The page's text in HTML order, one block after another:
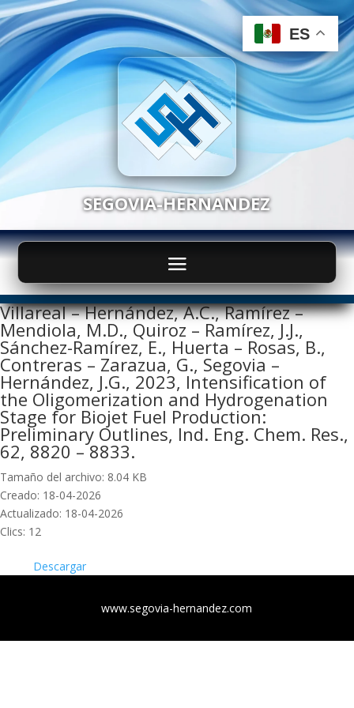
SEGOVIA-HERNANDEZ
Villareal – Hernández, A.C., Ramírez –
Mendiola, M.D., Quiroz – Ramírez, J.J.,
Sánchez-Ramírez, E., Huerta – Rosas, B.,
Contreras – Zarazua, G., Segovia –
Hernández, J.G., 2023, Intensification of
the Oligomerization and Hydrogenation
Stage for Biojet Fuel Production:
Preliminary Outlines, Ind. Eng. Chem. Res.,
62, 8820 – 8833.
Tamaño del archivo: 8.04 KB
Creado: 18-04-2026
Actualizado: 18-04-2026
Clics: 12
Descargar
www.segovia-hernandez.com
ES
ES